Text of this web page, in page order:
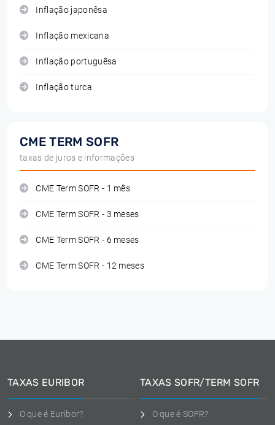
Inflação japonêsa
Inflação mexicana
Inflação portuguêsa
Inflação turca
CME TERM SOFR
taxas de juros e informações
CME Term SOFR - 1 mês
CME Term SOFR - 3 meses
CME Term SOFR - 6 meses
CME Term SOFR - 12 meses
TAXAS EURIBOR
O que é Euribor?
TAXAS SOFR/TERM SOFR
O que é SOFR?